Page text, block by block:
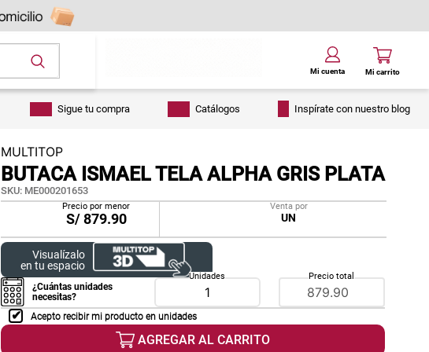
Sigue tu compra Catálogos Inspírate con nuestro blog
MULTITOP
BUTACA ISMAEL TELA ALPHA GRIS PLATA
SKU: ME000201653
Precio por menor
S/879.90
Venta por
UN
Visualízalo
en tu espacio
¿Cuántas unidades
necesitas?
Unidades Precio total
Acepto recibir mi producto en unidades
AGREGAR AL CARRITO